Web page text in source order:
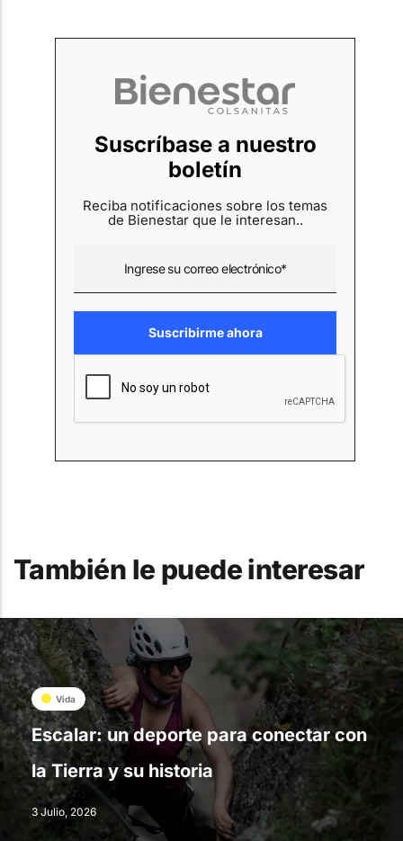
Suscríbase a nuestro
boletín
Reciba notificaciones sobre los temas
de Bienestar que le interesan..
También le puede interesar
Vida
Escalar: un deporte para conectar con
la Tierra y su historia
3 Julio, 2026